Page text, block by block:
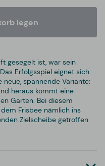
legen
gesegelt ist, war sein
Erfolgsspiel eignet sich
spannende Variante:
heraus kommt eine
Garten. Bei diesem
Frisbee nämlich ins
Zielscheibe getroffen